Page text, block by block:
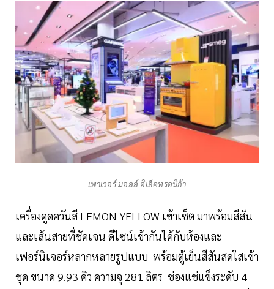
เพาเวอร์ มอลล์ อิเล็คทรอนิก้า
เครื่องดูดควันสี LEMON YELLOW เข้าเซ็ต มาพร้อมสีสัน
และเส้นสายที่ชัดเจน ดีไซน์เข้ากันได้กับห้องและ
เฟอร์นิเจอร์หลากหลายรูปแบบ พร้อมตู้เย็นสีสันสดใสเข้า
ชุด ขนาด 9.93 คิว ความจุ 281 ลิตร ช่องแช่แข็งระดับ 4